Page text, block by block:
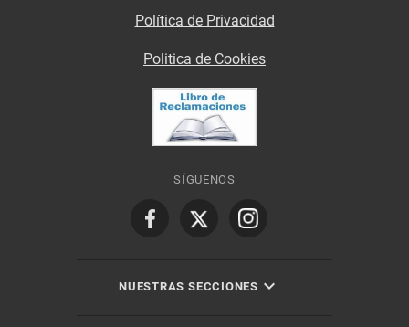
Política de Privacidad
Politica de Cookies
SÍGUENOS
NUESTRAS SECCIONES